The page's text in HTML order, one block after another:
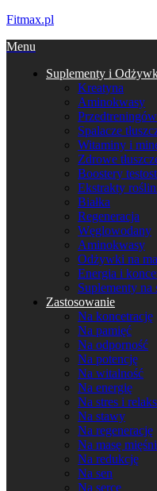
Fitmax.pl
Menu
Suplementy i
Kreatyna
Aminokwasy
Spalacze
Witaminy i
Zdrowe
Boostery
Ekstrakty
Białka
Regeneracja
Węglowodany
Aminokwasy
Odżywki na
Energia i
Suplementy na
Zastosowanie
Na koncetrację
Na pamięć
Na odporność
Na potencję
Na witalność
Na energię
Na stres i relaks
Na stawy
Na regenerację
Na masę
Na redukcję
Na sen
Na serce